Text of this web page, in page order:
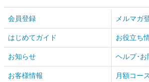
会員登録 メルマガ
はじめてガイド お役立ち
お知らせ ヘルプ･
お客様情報 月額コー